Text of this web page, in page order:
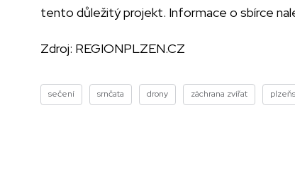
tento důležitý projekt. Informace o sbírce
Zdroj: REGIONPLZEN.CZ
sečení srnčata drony záchrana zvířat